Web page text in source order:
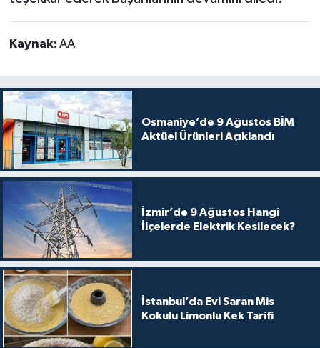
Kaynak: AA
Osmaniye’de 9 Ağustos BİM
Aktüel Ürünleri Açıklandı
İzmir’de 9 Ağustos Hangi
İlçelerde Elektrik Kesilecek?
İstanbul’da Evi Saran Mis
Kokulu Limonlu Kek Tarifi